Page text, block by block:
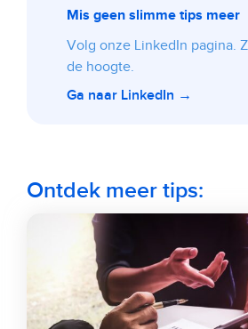
Mis geen slimme tips meer
Volg onze LinkedIn pagina.
de hoogte.
Ga naar LinkedIn →
Ontdek meer tips: